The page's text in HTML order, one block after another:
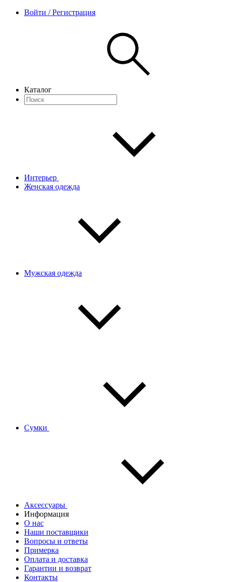
Войти / Регистрация
Каталог
Интерьер
Женская одежда
Мужская одежда
Сумки
Аксессуары
Информация
О нас
Наши поставщики
Вопросы и ответы
Примерка
Оплата и доставка
Гарантии и возврат
Контакты